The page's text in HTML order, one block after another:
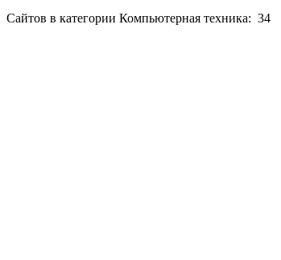
Сайтов в категории Компьютерная техника: 34